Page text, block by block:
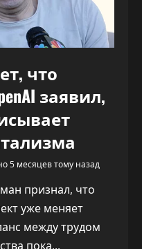
что
заявил,
5 месяцев тому назад
признал, что
уже меняет
между трудом
пока...